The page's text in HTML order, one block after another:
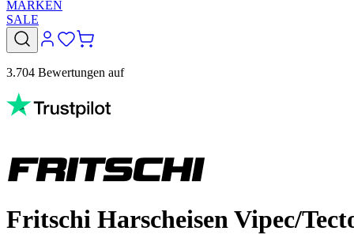
MARKEN
SALE
3.704 Bewertungen auf
Fritschi Harscheisen Vipec/